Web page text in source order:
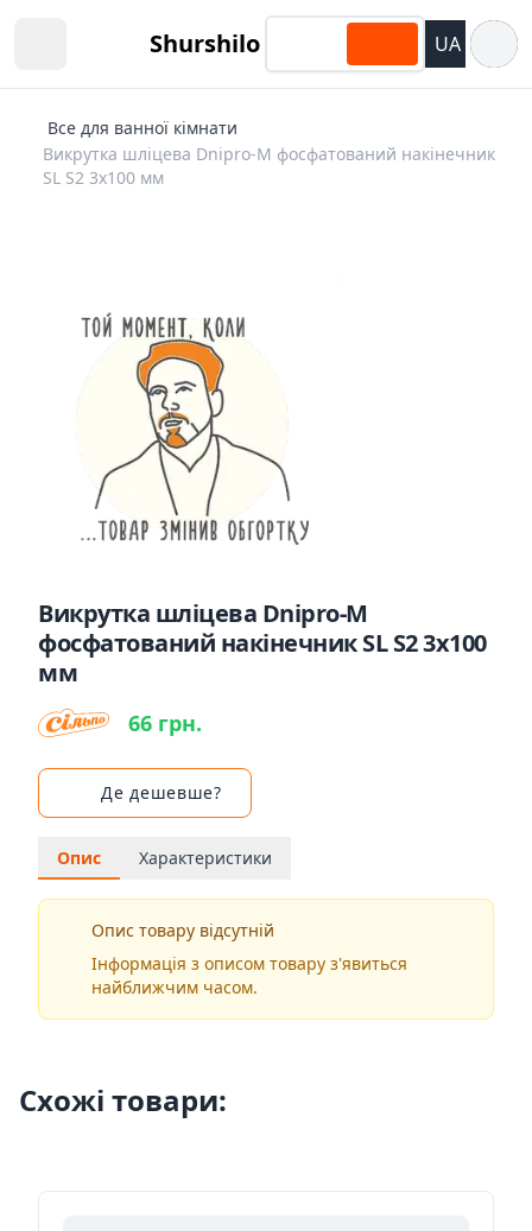
Shurshilo UA
Все для ванної кімнати
Викрутка шліцева Dnipro-M фосфатований накінечник
SL S2 3х100 мм
Викрутка шліцева Dnipro-M
фосфатований накінечник SL S2 3х100
мм
66 грн.
Де дешевше?
Опис Характеристики
Опис товару відсутній
Інформація з описом товару з'явиться
найближчим часом.
Схожі товари: